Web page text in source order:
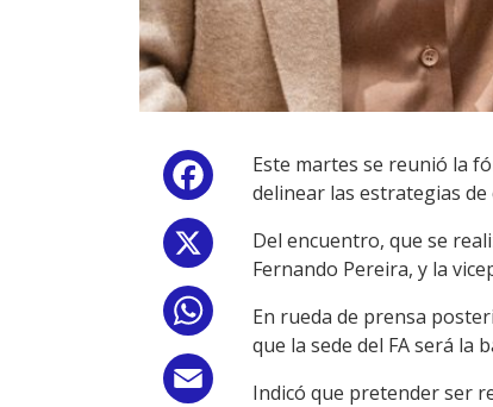
Facebook
WhatsApp
Email
Este martes se reunió la
delinear las estrategias de
Del encuentro, que se
Fernando Pereira, y la
En rueda de prensa
que la sede del FA será la
Indicó que pretender ser